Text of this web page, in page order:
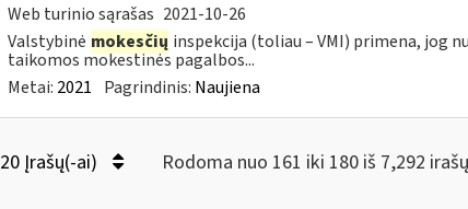
Web turinio sąrašas 2021-10-26
Valstybinė mokesčių inspekcija (toliau – VMI) primena, jog
taikomos mokestinės pagalbos...
Metai: 2021 Pagrindinis: Naujiena
20 Įrašų(-ai) Rodoma nuo 161 iki 180 iš 7,292